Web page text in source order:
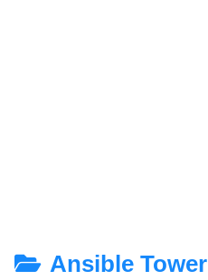
Ansible Tower